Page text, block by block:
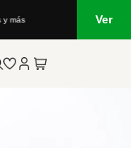
y más Ver